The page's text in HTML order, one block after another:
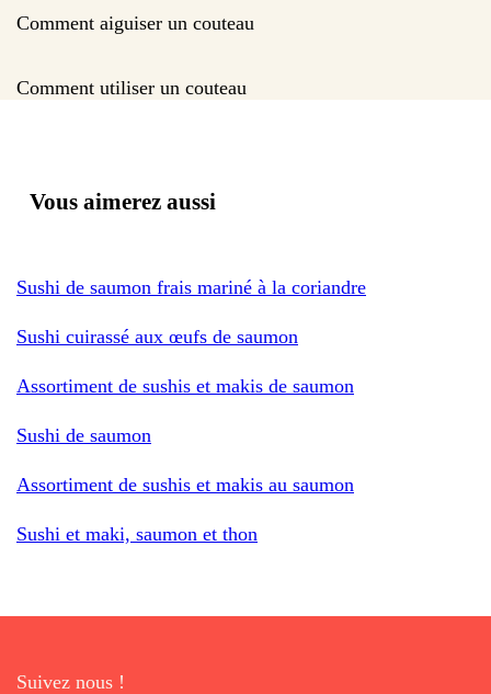
Comment aiguiser un couteau
Comment utiliser un couteau
Vous aimerez aussi
Sushi de saumon frais mariné à la coriandre
Sushi cuirassé aux œufs de saumon
Assortiment de sushis et makis de saumon
Sushi de saumon
Assortiment de sushis et makis au saumon
Sushi et maki, saumon et thon
Suivez nous !